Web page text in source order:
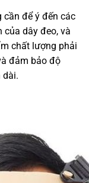
cần để ý đến các
của dây đeo, và
chất lượng phải
đảm bảo độ
dài.